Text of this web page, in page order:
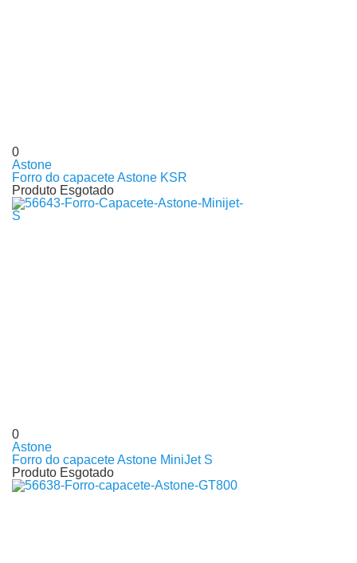
0
Astone
Forro do capacete Astone KSR
Produto Esgotado
0
Astone
Forro do capacete Astone MiniJet S
Produto Esgotado